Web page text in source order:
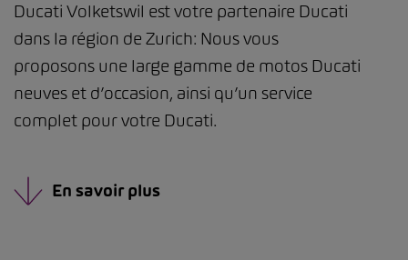
Ducati Volketswil est votre partenaire Ducati
dans la région de Zurich: Nous vous
proposons une large gamme de motos Ducati
neuves et d’occasion, ainsi qu’un service
complet pour votre Ducati.
En savoir plus